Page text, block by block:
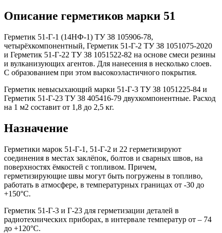
Описание герметиков марки 51
Герметик 51-Г-1 (14НФ-1) ТУ 38 105906-78,
четырёхкомпонентный, Герметик 51-Г-2 ТУ 38 1051075-2020
и Герметик 51-Г-22 ТУ 38 1051522-82 на основе смеси резины
и вулканизующих агентов. Для нанесения в несколько слоев.
С образованием при этом высокоэластичного покрытия.
Герметик невысыхающий марки 51-Г-3 ТУ 38 1051225-84 и
Герметик 51-Г-23 ТУ 38 405416-79 двухкомпонентные. Расход
на 1 м2 составит от 1,8 до 2,5 кг.
Назначение
Герметики марок 51-Г-1, 51-Г-2 и 22 герметизируют
соединения в местах заклёпок, болтов и сварных швов, на
поверхностях ёмкостей с топливом. Причем,
герметизирующие швы могут быть погружены в топливо,
работать в атмосфере, в температурных границах от -30 до
+150°С.
Герметик 51-Г-3 и Г-23 для герметизации деталей в
радиотехнических приборах, в интервале температур от – 74
до +120°С.